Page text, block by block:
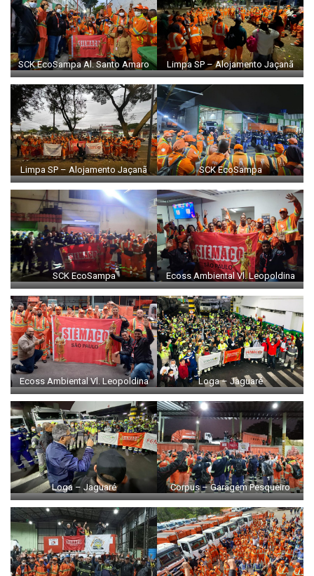
SCK EcoSampa Al. Santo Amaro Limpa SP – Alojamento Jaçanã
Limpa SP – Alojamento Jaçanã SCK EcoSampa
SCK EcoSampa Ecoss Ambiental Vl. Leopoldina
Ecoss Ambiental Vl. Leopoldina Loga – Jaguaré
Loga – Jaguaré Corpus – Garagem Pesqueiro